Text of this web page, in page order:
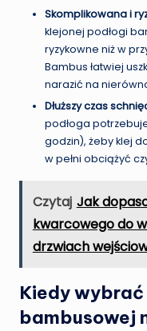
Skomplikowana i
klejonej podłogi
ryzykowne niż w
Bambus łatwiej
narazić na
Dłuższy czas
podłoga
godzin), żeby klej
w pełni obciążyć
Czytaj Jak
kwarcowego do
drzwiach
Kiedy
bambusowej